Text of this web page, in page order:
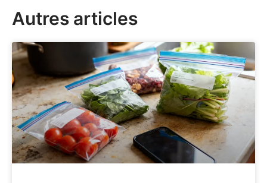
Autres articles